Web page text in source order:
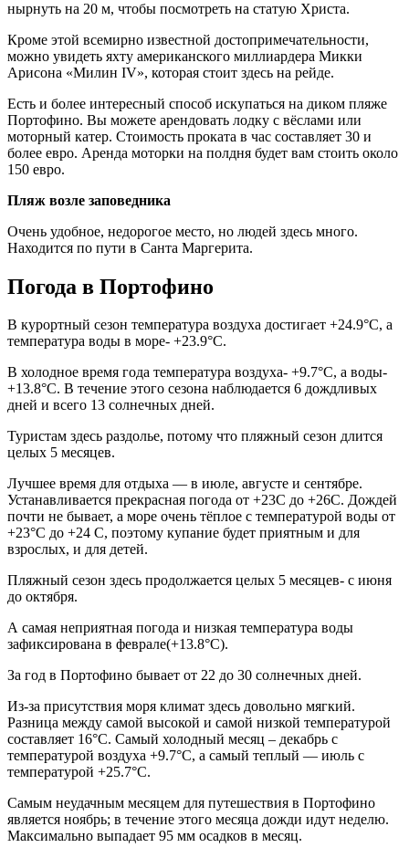
нырнуть на 20 м, чтобы посмотреть на статую Христа.
Кроме этой всемирно известной достопримечательности,
можно увидеть яхту американского миллиардера Микки
Арисона «Милин IV», которая стоит здесь на рейде.
Есть и более интересный способ искупаться на диком пляже
Портофино. Вы можете арендовать лодку с вёслами или
моторный катер. Стоимость проката в час составляет 30 и
более евро. Аренда моторки на полдня будет вам стоить около
150 евро.
Пляж возле заповедника
Очень удобное, недорогое место, но людей здесь много.
Находится по пути в Санта Маргерита.
Погода в Портофино
В курортный сезон температура воздуха достигает +24.9°C, а
температура воды в море- +23.9°C.
В холодное время года температура воздуха- +9.7°C, а воды-
+13.8°C. В течение этого сезона наблюдается 6 дождливых
дней и всего 13 солнечных дней.
Туристам здесь раздолье, потому что пляжный сезон длится
целых 5 месяцев.
Лучшее время для отдыха — в июле, августе и сентябре.
Устанавливается прекрасная погода от +23C до +26C. Дождей
почти не бывает, а море очень тёплое с температурой воды от
+23°C до +24 C, поэтому купание будет приятным и для
взрослых, и для детей.
Пляжный сезон здесь продолжается целых 5 месяцев- с июня
до октября.
А самая неприятная погода и низкая температура воды
зафиксирована в феврале(+13.8°C).
За год в Портофино бывает от 22 до 30 солнечных дней.
Из-за присутствия моря климат здесь довольно мягкий.
Разница между самой высокой и самой низкой температурой
составляет 16°C. Самый холодный месяц – декабрь с
температурой воздуха +9.7°C, а самый теплый — июль с
температурой +25.7°C.
Самым неудачным месяцем для путешествия в Портофино
является ноябрь; в течение этого месяца дожди идут неделю.
Максимально выпадает 95 мм осадков в месяц.